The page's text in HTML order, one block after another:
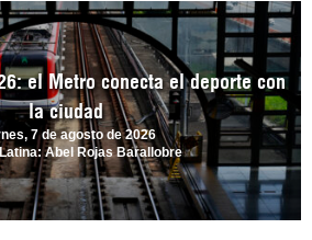
el Metro conecta el deporte con
la ciudad
7 de agosto de 2026
Abel Rojas Barallobre